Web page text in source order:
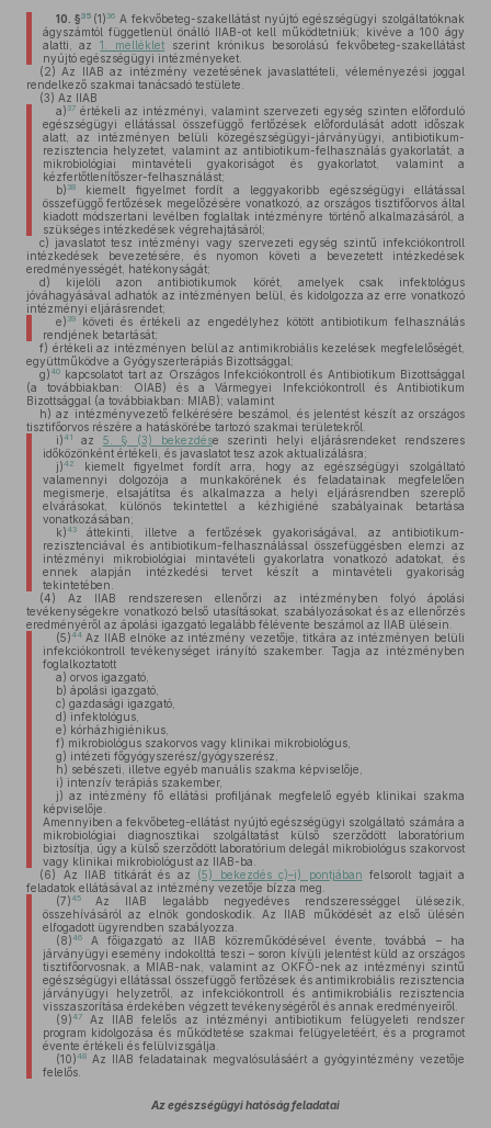
10. §35 (1)36 A fekvőbeteg-szakellátást nyújtó egészségügyi szolgáltatóknak
ágyszámtól függetlenül önálló IIAB-ot kell működtetniük; kivéve a 100 ágy
alatti, az1. melléklet szerint krónikus besorolású fekvőbeteg-szakellátást
nyújtó egészségügyi intézményeket.
(2) Az IIAB az intézmény vezetésének javaslattételi, véleményezési joggal
rendelkező szakmai tanácsadó testülete.
(3) Az IIAB
a) 37értékeli az intézményi, valamint szervezeti egység szinten előforduló
egészségügyi ellátással összefüggő fertőzések előfordulását adott időszak
alatt, az intézményen belüli közegészségügyi-járványügyi, antibiotikum-
rezisztencia helyzetet, valamint az antibiotikum-felhasználás gyakorlatát, a
mikrobiológiai mintavételi gyakoriságot és gyakorlatot, valamint a
kézfertőtlenítőszer-felhasználást;
b) 38kiemelt figyelmet fordít a leggyakoribb egészségügyi ellátással
összefüggő fertőzések megelőzésére vonatkozó, az országos tisztifőorvos által
kiadott módszertani levélben foglaltak intézményre történő alkalmazásáról, a
szükséges intézkedések végrehajtásáról;
c) javaslatot tesz intézményi vagy szervezeti egység szintű infekciókontroll
intézkedések bevezetésére, és nyomon követi a bevezetett intézkedések
eredményességét, hatékonyságát;
d) kijelöli azon antibiotikumok körét, amelyek csak infektológus
jóváhagyásával adhatók az intézményen belül, és kidolgozza az erre vonatkozó
intézményi eljárásrendet;
e) 39követi és értékeli az engedélyhez kötött antibiotikum felhasználás
rendjének betartását;
f) értékeli az intézményen belül az antimikrobiális kezelések megfelelőségét,
együttműködve a Gyógyszerterápiás Bizottsággal;
g)40 kapcsolatot tart az Országos Infekciókontroll és Antibiotikum Bizottsággal
(a továbbiakban: OIAB) és a Vármegyei Infekciókontroll és Antibiotikum
Bizottsággal (a továbbiakban: MIAB); valamint
h) az intézményvezető felkérésére beszámol, és jelentést készít az országos
tisztifőorvos részére a hatáskörébe tartozó szakmai területekről.
i)41 az 5. § (3) bekezdése szerinti helyi eljárásrendeket rendszeres
időközönként értékeli, és javaslatot tesz azok aktualizálásra;
j)42
kiemelt figyelmet fordít arra, hogy az egészségügyi szolgáltató
valamennyi dolgozója a munkakörének és feladatainak megfelelően
megismerje, elsajátítsa és alkalmazza a helyi eljárásrendben szereplő
elvárásokat, különös tekintettel a kézhigiéné szabályainak betartása
vonatkozásában;
k)43áttekinti, illetve a fertőzések gyakoriságával, az antibiotikum-
rezisztenciával és antibiotikum-felhasználással összefüggésben elemzi az
intézményi mikrobiológiai mintavételi gyakorlatra vonatkozó adatokat, és
ennek alapján intézkedési tervet készít a mintavételi gyakoriság
tekintetében.
(4) Az IIAB rendszeresen ellenőrzi az intézményben folyó ápolási
tevékenységekre vonatkozó belső utasításokat, szabályozásokat és az ellenőrzés
eredményéről az ápolási igazgató legalább félévente beszámol az IIAB ülésein.
(5)44Az IIAB elnöke az intézmény vezetője, titkára az intézményen belüli
infekciókontroll tevékenységet irányító szakember. Tagja az intézményben
foglalkoztatott
a) orvos igazgató,
b) ápolási igazgató,
c) gazdasági igazgató,
d) infektológus,
e) kórházhigiénikus,
f) mikrobiológus szakorvos vagy klinikai mikrobiológus,
g) intézeti főgyógyszerész/gyógyszerész,
h) sebészeti, illetve egyéb manuális szakma képviselője,
i) intenzív terápiás szakember,
j) az intézmény fő ellátási profiljának megfelelő egyéb klinikai szakma
képviselője.
Amennyiben a fekvőbeteg-ellátást nyújtó egészségügyi szolgáltató számára a
mikrobiológiai diagnosztikai szolgáltatást külső szerződött laboratórium
biztosítja, úgy a külső szerződött laboratórium delegál mikrobiológus szakorvost
vagy klinikai mikrobiológust az IIAB-ba.
(6) Az IIAB titkárát és az (5) bekezdés c)–i) pontjában felsorolt tagjait a
feladatok ellátásával az intézmény vezetője bízza meg.
(7)45Az IIAB legalább negyedéves rendszerességgel ülésezik,
összehívásáról az elnök gondoskodik. Az IIAB működését az első ülésén
elfogadott ügyrendben szabályozza.
(8)46A főigazgató az IIAB közreműködésével évente, továbbá – ha
járványügyi esemény indokolttá teszi – soron kívüli jelentést küld az országos
tisztifőorvosnak, a MIAB-nak, valamint az OKFŐ-nek az intézményi szintű
egészségügyi ellátással összefüggő fertőzések és antimikrobiális rezisztencia
járványügyi helyzetről, az infekciókontroll és antimikrobiális rezisztencia
visszaszorítása érdekében végzett tevékenységéről és annak eredményeiről.
(9)47Az IIAB felelős az intézményi antibiotikum felügyeleti rendszer
program kidolgozása és működtetése szakmai felügyeletéért, és a programot
évente értékeli és felülvizsgálja.
(10)48Az IIAB feladatainak megvalósulásáért a gyógyintézmény vezetője
felelős.
Az egészségügyi hatóság feladatai